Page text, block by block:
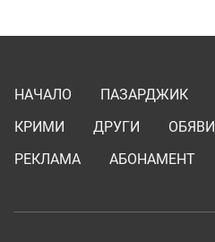
НАЧАЛО ПАЗАРДЖИК
КРИМИ
ДРУГИ ОБЯВИ
РЕКЛАМА
АБОНАМЕНТ